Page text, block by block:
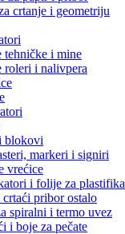
crtanje i geometriju
tehničke i mine
roleri i nalivpera
blokovi
markeri i signiri
vrećice
i folije za
crtaći pribor ostalo
spiralni i termo uvez
i boje za pečate